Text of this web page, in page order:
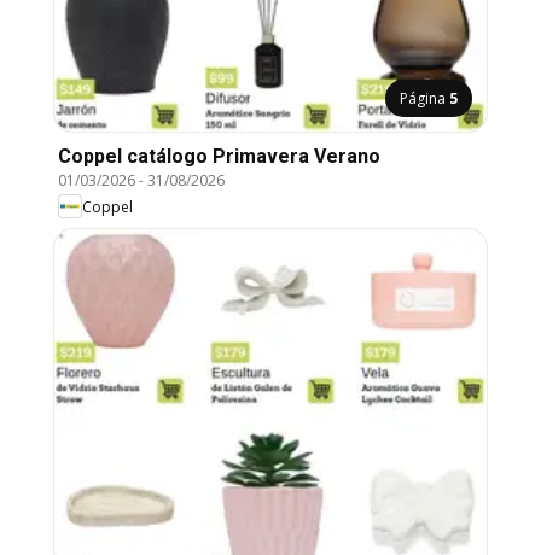
Página 5
Coppel catálogo Primavera Verano
01/03/2026-31/08/2026
Coppel